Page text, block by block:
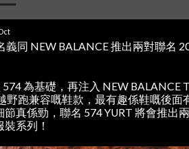
義同 NEW BALANCE 推出兩對聯名
為基礎，再注入 NEW BALANCE
跑兼容嘅鞋款，最有趣係鞋嘅後面
真係勁，聯名 574 YURT 將會推出
系列！